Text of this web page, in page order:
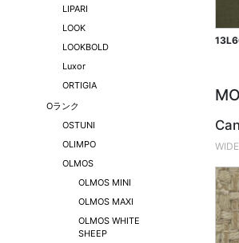
LIPARI
LOOK
LOOKBOLD
Luxor
ORTIGIA
Oランク
OSTUNI
OLIMPO
OLMOS
OLMOS MINI
OLMOS MAXI
OLMOS WHITE
SHEEP